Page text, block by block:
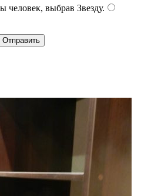
человек, выбрав Звезду.